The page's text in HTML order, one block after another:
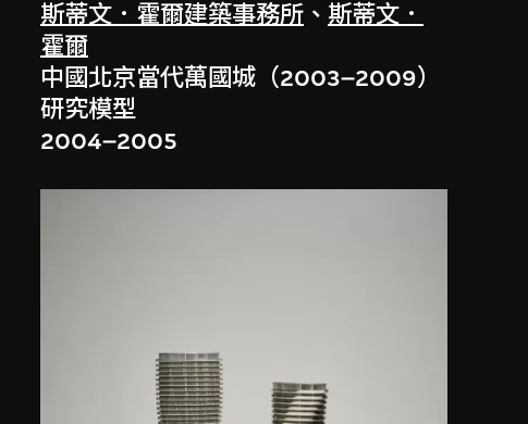
斯蒂文．霍爾建築事務所 、 斯蒂文．
霍爾
中國北京當代萬國城（2003–2009）
研究模型
2004–2005